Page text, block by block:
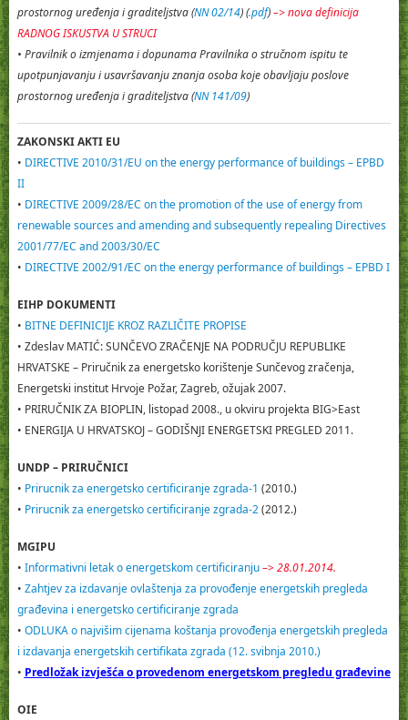
prostornog uređenja i graditeljstva(NN 02/14) (.pdf)–> nova definicija
RADNOG ISKUSTVA U STRUCI
• Pravilnik o izmjenama i dopunama Pravilnika o stručnom ispitu te
upotpunjavanju i usavršavanju znanja osoba koje obavljaju poslove
prostornog uređenja i graditeljstva(NN 141/09)
ZAKONSKI AKTI EU
• DIRECTIVE 2010/31/EU on the energy performance of buildings – EPBD
II
• DIRECTIVE 2009/28/EC on the promotion of the use of energy from
renewable sources and amending and subsequently repealing Directives
2001/77/EC and 2003/30/EC
• DIRECTIVE 2002/91/EC on the energy performance of buildings – EPBD I
EIHP DOKUMENTI
• BITNE DEFINICIJE KROZ RAZLIČITE PROPISE
• Zdeslav MATIĆ: SUNČEVO ZRAČENJE NA PODRUČJU REPUBLIKE
HRVATSKE – Priručnik za energetsko korištenje Sunčevog zračenja,
Energetski institut Hrvoje Požar, Zagreb, ožujak 2007.
• PRIRUČNIK ZA BIOPLIN, listopad 2008., u okviru projekta BIG>East
• ENERGIJA U HRVATSKOJ – GODIŠNJI ENERGETSKI PREGLED 2011.
UNDP – PRIRUČNICI
• Prirucnik za energetsko certificiranje zgrada-1 (2010.)
• Prirucnik za energetsko certificiranje zgrada-2(2012.)
MGIPU
• Informativni letak o energetskom certificiranju–>28.01.2014.
• Zahtjev za izdavanje ovlaštenja za provođenje energetskih pregleda
građevina i energetsko certificiranje zgrada
• ODLUKA o najvišim cijenama koštanja provođenja energetskih pregleda
i izdavanja energetskih certifikata zgrada (12. svibnja 2010.)
• Predložak izvješća o provedenom energetskom pregledu građevine
OIE